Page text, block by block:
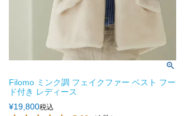
Filomo ミンク調 フェイクファー ベスト フー
ド付き レディース
¥19,800税込